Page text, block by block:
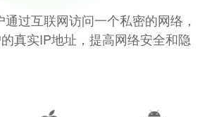
过互联网访问一个私密的网络，
真实IP地址，提高网络安全和隐